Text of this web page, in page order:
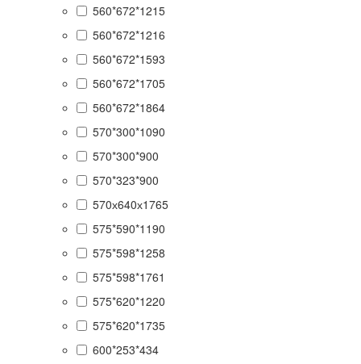
560*672*1215
560*672*1216
560*672*1593
560*672*1705
560*672*1864
570*300*1090
570*300*900
570*323*900
570х640х1765
575*590*1190
575*598*1258
575*598*1761
575*620*1220
575*620*1735
600*253*434